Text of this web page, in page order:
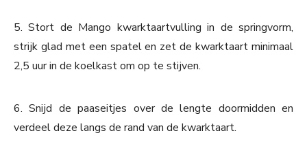
5. Stort de Mango kwarktaartvulling in de springvorm,
strijk glad met een spatel en zet de kwarktaart minimaal
2,5 uur in de koelkast om op te stijven.
6. Snijd de paaseitjes over de lengte doormidden en
verdeel deze langs de rand van de kwarktaart.